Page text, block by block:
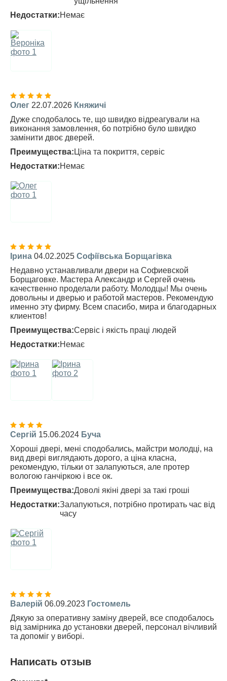
Недостатки:Немає
Олег 22.07.2026 Княжичі
Дуже сподобалось те, що швидко відреагували на
виконання замовлення, бо потрібно було швидко
замінити двоє дверей.
Преимущества: Ціна та покриття, сервіс
Недостатки:Немає
Ірина 04.02.2025 Софіївська Борщагівка
Недавно устанавливали двери на Софиевской
Борщаговке. Мастера Александр и Сергей очень
качественно проделали работу. Молодцы! Мы очень
довольны и дверью и работой мастеров. Рекомендую
именно эту фирму. Всем спасибо, мира и благодарных
клиентов!
Преимущества:Сервіс і якість праці людей
Недостатки:Немає
Сергій 15.06.2024 Буча
Хороші двері, мені сподобались, майстри молодці, на
вид двері виглядають дорого, а ціна класна,
рекомендую, тільки от залапуються, але протер
вологою ганчіркою і все ок.
Преимущества:Доволі якіні двері за такі гроші
Недостатки:Залапуються, потрібно протирать час від
часу
Валерій 06.09.2023 Гостомель
Дякую за оперативну заміну дверей, все сподобалось
від замірника до установки дверей, персонал вічливий
та допоміг у виборі.
Написать отзыв